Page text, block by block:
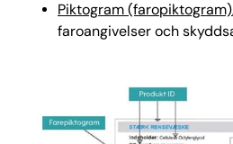
Piktogram (faropiktogram)
faroangivelser och